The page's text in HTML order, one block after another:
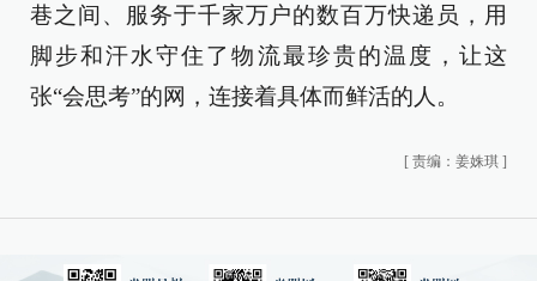
巷之间、服务于千家万户的数百万快递员，用
脚步和汗水守住了物流最珍贵的温度，让这
张“会思考”的网，连接着具体而鲜活的人。
[ 责编：姜姝琪 ]